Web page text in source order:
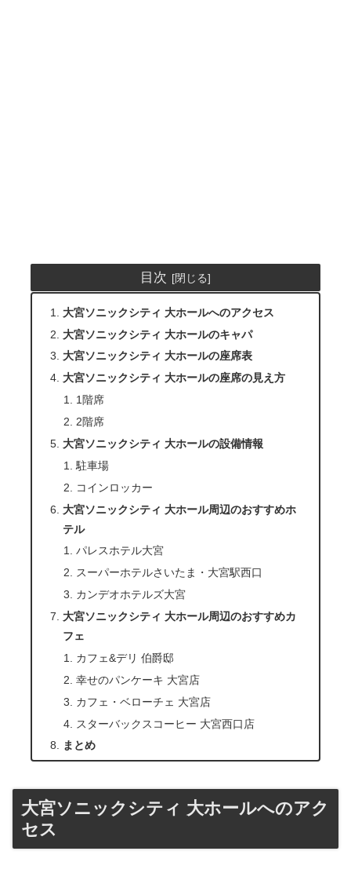
目次
大宮ソニックシティ 大ホールへのアクセス
大宮ソニックシティ 大ホールのキャパ
大宮ソニックシティ 大ホールの座席表
大宮ソニックシティ 大ホールの座席の見え方
1階席
2階席
大宮ソニックシティ 大ホールの設備情報
駐車場
コインロッカー
大宮ソニックシティ 大ホール周辺のおすすめホ
テル
パレスホテル大宮
スーパーホテルさいたま・大宮駅西口
カンデオホテルズ大宮
大宮ソニックシティ 大ホール周辺のおすすめカ
フェ
カフェ&デリ 伯爵邸
幸せのパンケーキ 大宮店
カフェ・ベローチェ 大宮店
スターバックスコーヒー 大宮西口店
まとめ
大宮ソニックシティ 大ホールへのアク
セス